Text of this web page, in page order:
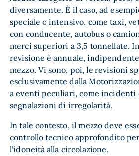
diversamente. È il caso, ad
speciale o intensivo, come taxi,
con conducente, autobus o
merci superiori a 3,5 tonnellate.
revisione è annuale,
mezzo. Vi sono, poi, le revisioni
esclusivamente dalla
a eventi peculiari, come incidenti
segnalazioni di irregolarità.
In tale contesto, il mezzo deve
controllo tecnico approfondito
l’idoneità alla circolazione.